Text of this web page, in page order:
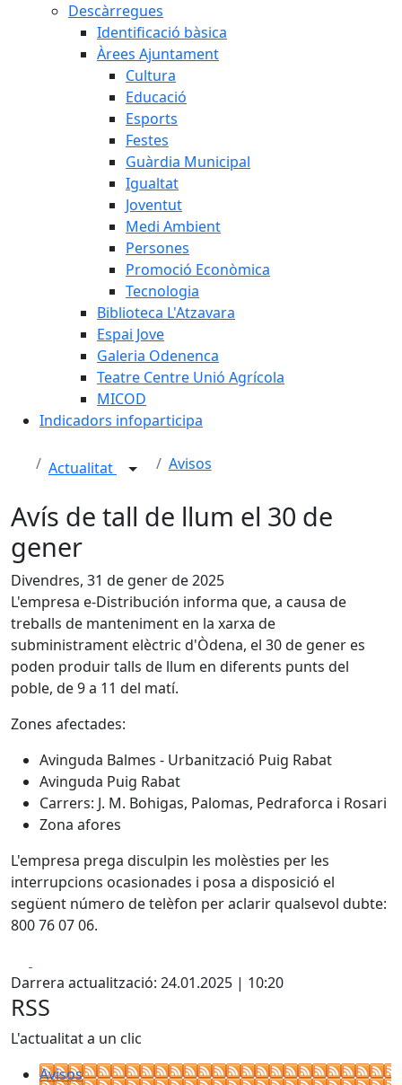
Descàrregues
Identificació bàsica
Àrees Ajuntament
Cultura
Educació
Esports
Festes
Guàrdia Municipal
Igualtat
Joventut
Medi Ambient
Persones
Promoció Econòmica
Tecnologia
Biblioteca L'Atzavara
Espai Jove
Galeria Odenenca
Teatre Centre Unió Agrícola
MICOD
Indicadors infoparticipa
Actualitat Avisos
Avís de tall de llum el 30 de
gener
Divendres, 31 de gener de 2025
L'empresa e-Distribución informa que, a causa de
treballs de manteniment en la xarxa de
subministrament elèctric d'Òdena, el 30 de gener es
poden produir talls de llum en diferents punts del
poble, de 9 a 11 del matí.
Zones afectades:
Avinguda Balmes - Urbanització Puig Rabat
Avinguda Puig Rabat
Carrers: J. M. Bohigas, Palomas, Pedraforca i Rosari
Zona afores
L'empresa prega disculpin les molèsties per les
interrupcions ocasionades i posa a disposició el
següent número de telèfon per aclarir qualsevol dubte:
800 76 07 06.
Darrera actualització: 24.01.2025 | 10:20
RSS
L'actualitat a un clic
Avisos